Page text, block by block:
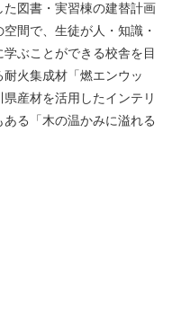
図書・実習棟の建替計画
間で、生徒が人・知識・
ぶことができる校舎を目
火集成材「燃エンウッ
産材を活用したインテリ
る「木の温かみに溢れる